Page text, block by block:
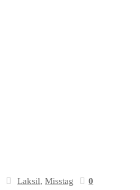
Laksil, Misstag 0